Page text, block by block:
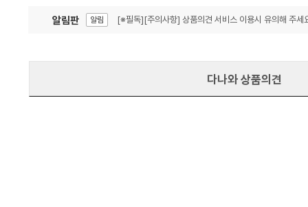
알림판 알림 [※필독][주의사항] 상품의견 서비스 이용시 유의해 주세
다나와 상품의견